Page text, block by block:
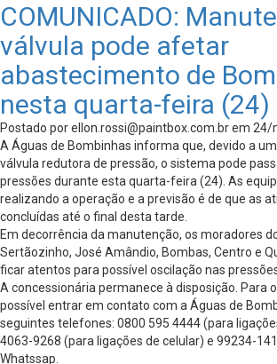
COMUNICADO:
válvula pode afetar
abastecimento de
nesta quarta-feira (24)
Postado porellon.rossi@paintbox.com.brem 24/
A Águas de Bombinhas informa que, devido a
válvula redutora de pressão, o sistema pode
pressões durante esta quarta-feira (24). As
realizando a operação e a previsão é de que as
concluídas até o final desta tarde.
Em decorrência da manutenção, os moradores
Sertãozinho, José Amândio, Bombas, Centro e
ficar atentos para possível oscilação nas
A concessionária permanece à disposição. Para
possível entrar em contato com a Águas de
seguintes telefones: 0800 595 4444 (para
4063-9268 (para ligações de celular) e 99234-
Whatssap.